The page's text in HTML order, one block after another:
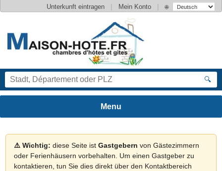
Unterkunft eintragen | Mein Konto | 🌐
🔍
⚠️ Wichtig: diese Seite istGastgebern von Gästezimmern
oder Ferienhäusern vorbehalten. Um einen Gastgeber zu
kontaktieren, tun Sie dies direkt über den Kontaktbereich